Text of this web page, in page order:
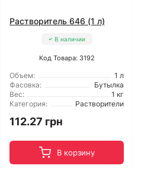
Растворитель 646 (1 л)
В наличии
Код Товара: 3192
Объем:
1 л
Фасовка:
Бутылка
Вес:
1 кг
Категория:
Растворители
112.27 грн
В корзину